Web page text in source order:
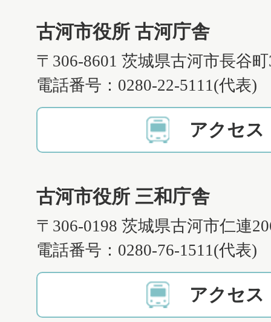
古河市役所 古河庁舎
〒306-8601 茨城県古河市長谷
電話番号：0280-22-5111(代表)
アクセス
古河市役所 三和庁舎
〒306-0198 茨城県古河市仁連
電話番号：0280-76-1511(代表)
アクセス